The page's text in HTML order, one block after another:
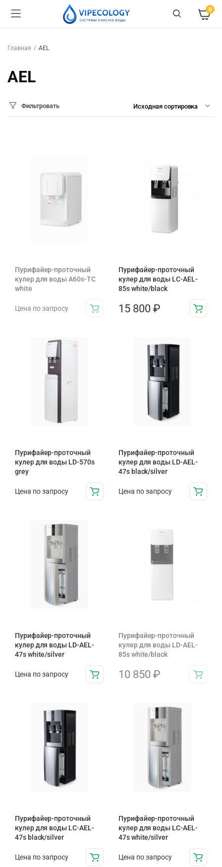
0
Главная AEL
AEL
Фильтровать
Пурифайер-проточный
кулер для воды A60s-TC
white
Цена по запросу
Пурифайер-проточный
кулер для воды LC-AEL-
85s white/black
15 800 ₽
Пурифайер-проточный
кулер для воды LD-570s
grey
Цена по запросу
Пурифайер-проточный
кулер для воды LD-AEL-
47s black/silver
Цена по запросу
Пурифайер-проточный
кулер для воды LD-AEL-
47s white/silver
Цена по запросу
Пурифайер-проточный
кулер для воды LD-AEL-
85s white/black
10 850 ₽
Пурифайер-проточный
кулер для воды LС-AEL-
47s black/silver
Цена по запросу
Пурифайер-проточный
кулер для воды LС-AEL-
47s white/silver
Цена по запросу